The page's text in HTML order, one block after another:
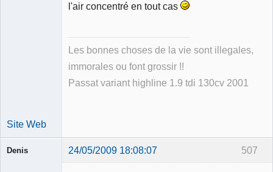
l'air concentré en tout cas
Les bonnes choses de la vie sont illegales,
immorales ou font grossir !!
Passat variant highline 1.9 tdi 130cv 2001
Site Web
507
Denis 24/05/2009 18:08:07